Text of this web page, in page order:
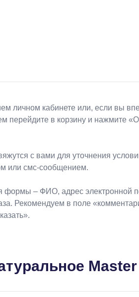
личном кабинете или, если вы
перейдите в корзину и нажмите
с вами для уточнения
или смс-сообщением.
формы – ФИО, адрес электронной
Рекомендуем в поле
Master